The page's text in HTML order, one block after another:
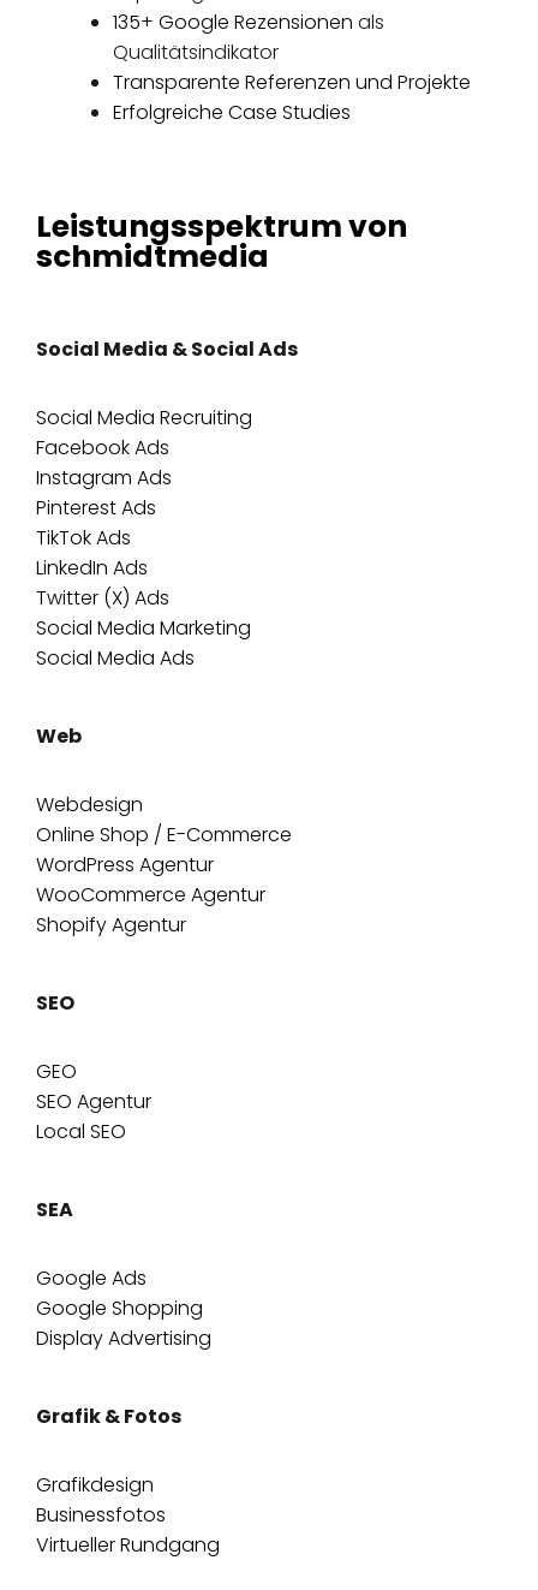
135+ Google Rezensionen als
Qualitätsindikator
Transparente Referenzen und Projekte
Erfolgreiche Case Studies
Leistungsspektrum von
schmidtmedia
Social Media & Social Ads
Social Media Recruiting
Facebook Ads
Instagram Ads
Pinterest Ads
TikTok Ads
LinkedIn Ads
Twitter (X) Ads
Social Media Marketing
Social Media Ads
Web
Webdesign
Online Shop / E-Commerce
WordPress Agentur
WooCommerce Agentur
Shopify Agentur
SEO
GEO
SEO Agentur
Local SEO
SEA
Google Ads
Google Shopping
Display Advertising
Grafik & Fotos
Grafikdesign
Businessfotos
Virtueller Rundgang